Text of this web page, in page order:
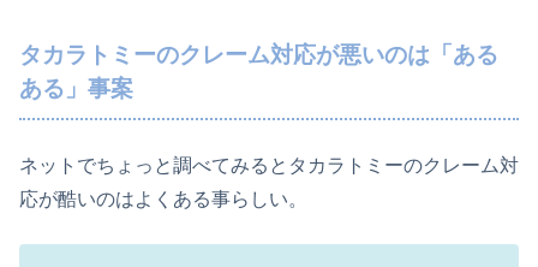
タカラトミーのクレーム対応が悪いのは「ある
ある」事案
ネットでちょっと調べてみるとタカラトミーのクレーム対
応が酷いのはよくある事らしい。